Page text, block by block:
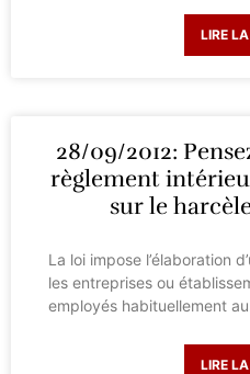
LIRE
28/09/2012:
règlement
sur le
La loi impose l’élaboration
les entreprises ou
employés habituellement
LIRE